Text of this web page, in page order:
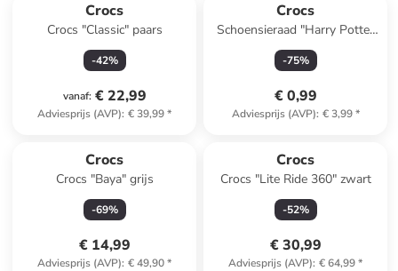
Crocs
Crocs "Classic" paars
-42%
vanaf: € 22,99
Adviesprijs (AVP): € 39,99*
Crocs
Schoensieraad "Harry Potter
Hufflepuff House" geel/blauw
-75%
€ 0,99
Adviesprijs (AVP): € 3,99*
Crocs
Crocs "Baya" grijs
-69%
€ 14,99
Adviesprijs (AVP): € 49,90*
Crocs
Crocs "Lite Ride 360" zwart
-52%
€ 30,99
Adviesprijs (AVP): € 64,99*